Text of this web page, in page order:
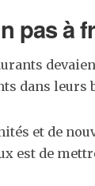
pas à
dans leurs
et de
est de